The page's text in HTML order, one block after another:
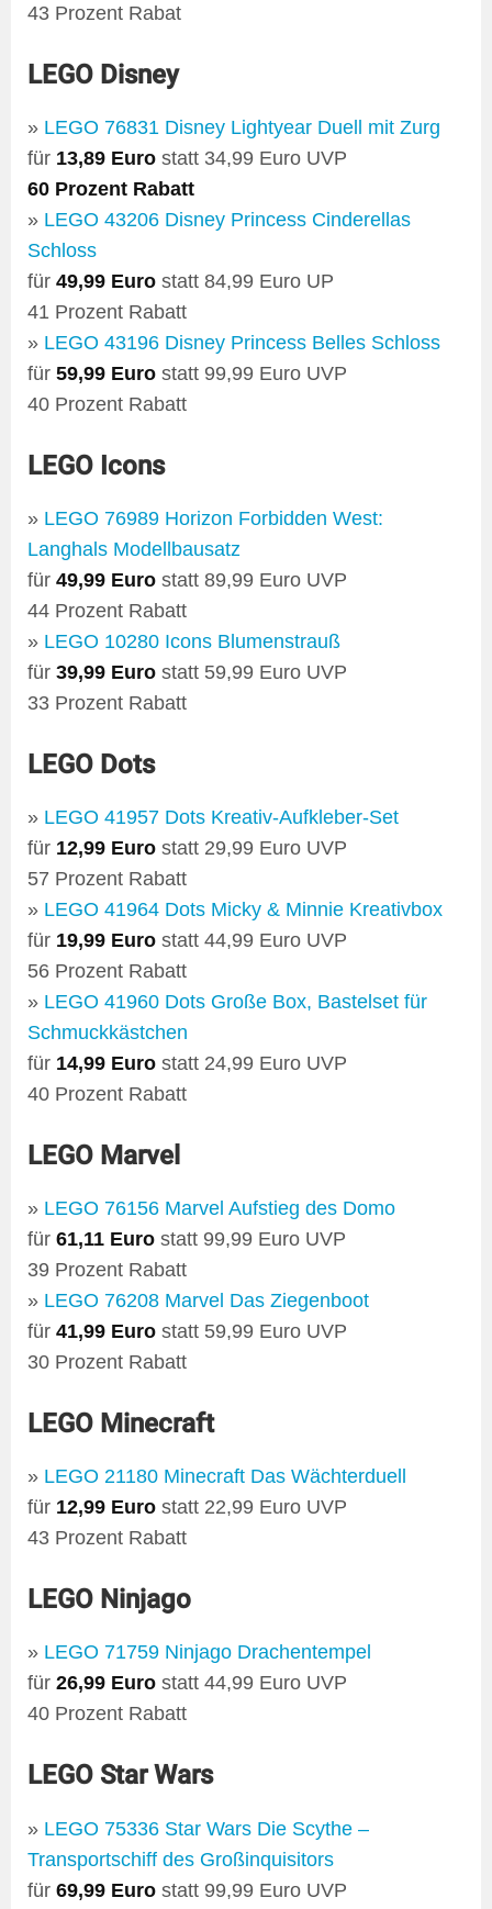
43 Prozent Rabat
LEGO Disney
» LEGO 76831 Disney Lightyear Duell mit Zurg
für 13,89 Euro statt 34,99 Euro UVP
60 Prozent Rabatt
» LEGO 43206 Disney Princess Cinderellas
Schloss
für 49,99 Euro statt 84,99 Euro UP
41 Prozent Rabatt
» LEGO 43196 Disney Princess Belles Schloss
für 59,99 Euro statt 99,99 Euro UVP
40 Prozent Rabatt
LEGO Icons
» LEGO 76989 Horizon Forbidden West:
Langhals Modellbausatz
für 49,99 Euro statt 89,99 Euro UVP
44 Prozent Rabatt
» LEGO 10280 Icons Blumenstrauß
für 39,99 Euro statt 59,99 Euro UVP
33 Prozent Rabatt
LEGO Dots
» LEGO 41957 Dots Kreativ-Aufkleber-Set
für 12,99 Euro statt 29,99 Euro UVP
57 Prozent Rabatt
» LEGO 41964 Dots Micky & Minnie Kreativbox
für 19,99 Euro statt 44,99 Euro UVP
56 Prozent Rabatt
» LEGO 41960 Dots Große Box, Bastelset für
Schmuckkästchen
für 14,99 Euro statt 24,99 Euro UVP
40 Prozent Rabatt
LEGO Marvel
» LEGO 76156 Marvel Aufstieg des Domo
für 61,11 Euro statt 99,99 Euro UVP
39 Prozent Rabatt
» LEGO 76208 Marvel Das Ziegenboot
für 41,99 Euro statt 59,99 Euro UVP
30 Prozent Rabatt
LEGO Minecraft
» LEGO 21180 Minecraft Das Wächterduell
für 12,99 Euro statt 22,99 Euro UVP
43 Prozent Rabatt
LEGO Ninjago
» LEGO 71759 Ninjago Drachentempel
für 26,99 Euro statt 44,99 Euro UVP
40 Prozent Rabatt
LEGO Star Wars
» LEGO 75336 Star Wars Die Scythe –
Transportschiff des Großinquisitors
für 69,99 Euro statt 99,99 Euro UVP